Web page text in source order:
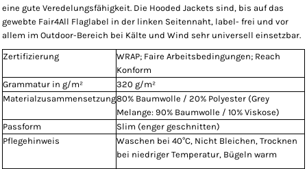
eine gute Veredelungsfähigkeit. Die Hooded Jackets sind, bis auf das
gewebte Fair4All Flaglabel in der linken Seitennaht, label- frei und vor
allem im Outdoor-Bereich bei Kälte und Wind sehr universell einsetzbar.
Zertifizierung
WRAP; Faire Arbeitsbedingungen; Reach
Konform
Grammatur in g/m²
320 g/m²
Materialzusammensetzung80% Baumwolle / 20% Polyester (Grey
Melange: 90% Baumwolle / 10% Viskose)
Passform
Slim (enger geschnitten)
Pflegehinweis
Waschen bei 40°C, Nicht Bleichen, Trocknen
bei niedriger Temperatur, Bügeln warm